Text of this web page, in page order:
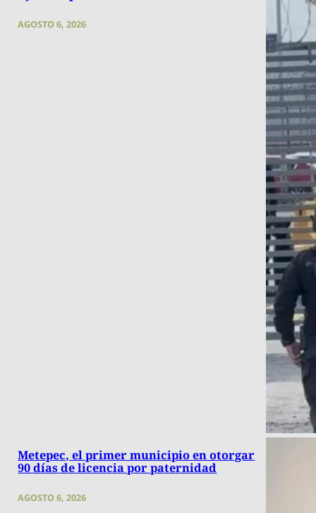
AGOSTO 6, 2026
Metepec, el primer municipio en otorgar
90 días de licencia por paternidad
AGOSTO 6, 2026